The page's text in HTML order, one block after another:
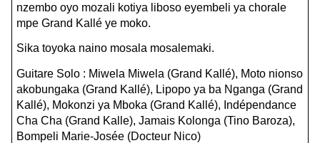
nzembo oyo mozali kotiya liboso eyembeli ya chorale
mpe Grand Kallé ye moko.
Sika toyoka naino mosala mosalemaki.
Guitare Solo : Miwela Miwela (Grand Kallé), Moto nionso
akobungaka (Grand Kallé), Lipopo ya ba Nganga (Grand
Kallé), Mokonzi ya Mboka (Grand Kallé), Indépendance
Cha Cha (Grand Kalle), Jamais Kolonga (Tino Baroza),
Bompeli Marie-Josée (Docteur Nico)